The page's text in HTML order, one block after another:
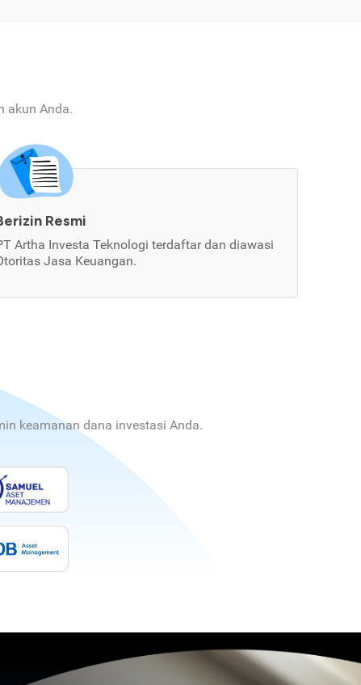
akun Anda.
Resmi
Artha Investa Teknologi terdaftar dan diawasi
Jasa Keuangan.
keamanan dana investasi Anda.